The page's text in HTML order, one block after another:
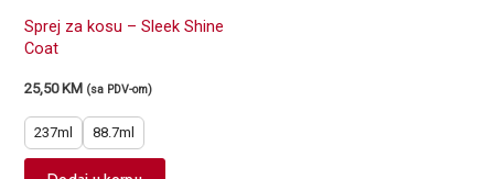
Sprej za kosu – Sleek Shine
Coat
25,50KM (sa PDV-om)
237ml 88.7ml